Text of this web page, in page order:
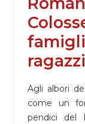
ragazzi
Agli albori
come un
pendici del